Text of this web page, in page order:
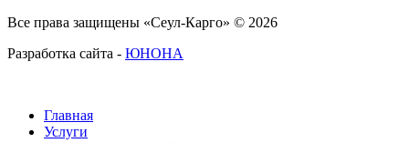
Все права защищены «Сеул-Карго» © 2026
Разработка сайта - ЮНОНА
Главная
Услуги